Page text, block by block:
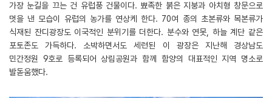
가장 눈길을 끄는 건 유럽풍 건물이다. 뾰족한 붉은 지붕과 아치형 창문으로
멋을 낸 모습이 유럽의 농가를 연상케 한다. 70여 종의 초본류와 목본류가
식재된 잔디광장도 이국적인 분위기를 더한다. 분수와 연못, 하늘 계단 같은
포토존도 가득하다. 소박하면서도 세련된 이 광장은 지난해 경상남도
민간정원 9호로 등록되어 상림공원과 함께 함양의 대표적인 지역 명소로
발돋움했다.